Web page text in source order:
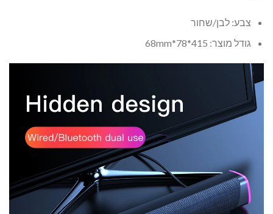
צבע: לבן/שחור
גודל מוצר: 415*78*68mm